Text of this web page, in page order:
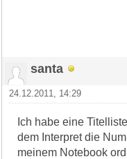
santa
24.12.2011, 14:29
Ich habe eine
dem Interpret die
meinem Notebook